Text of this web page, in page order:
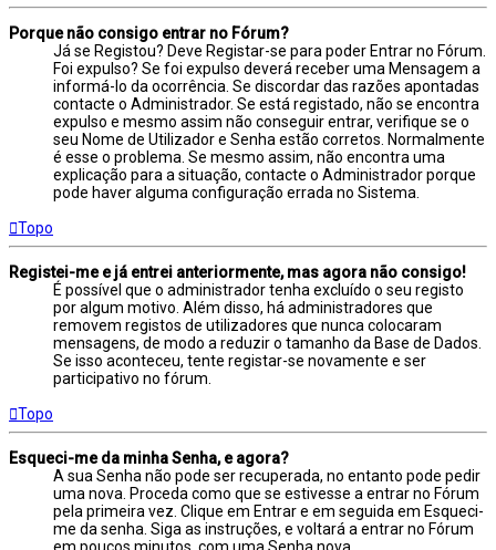
Porque não consigo entrar no Fórum?
Já se Registou? Deve Registar-se para poder Entrar no Fórum.
Foi expulso? Se foi expulso deverá receber uma Mensagem a
informá-lo da ocorrência. Se discordar das razões apontadas
contacte o Administrador. Se está registado, não se encontra
expulso e mesmo assim não conseguir entrar, verifique se o
seu Nome de Utilizador e Senha estão corretos. Normalmente
é esse o problema. Se mesmo assim, não encontra uma
explicação para a situação, contacte o Administrador porque
pode haver alguma configuração errada no Sistema.
Topo
Registei-me e já entrei anteriormente, mas agora não consigo!
É possível que o administrador tenha excluído o seu registo
por algum motivo. Além disso, há administradores que
removem registos de utilizadores que nunca colocaram
mensagens, de modo a reduzir o tamanho da Base de Dados.
Se isso aconteceu, tente registar-se novamente e ser
participativo no fórum.
Topo
Esqueci-me da minha Senha, e agora?
A sua Senha não pode ser recuperada, no entanto pode pedir
uma nova. Proceda como que se estivesse a entrar no Fórum
pela primeira vez. Clique em Entrar e em seguida em Esqueci-
me da senha. Siga as instruções, e voltará a entrar no Fórum
em poucos minutos, com uma Senha nova.